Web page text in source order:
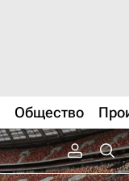
Общество